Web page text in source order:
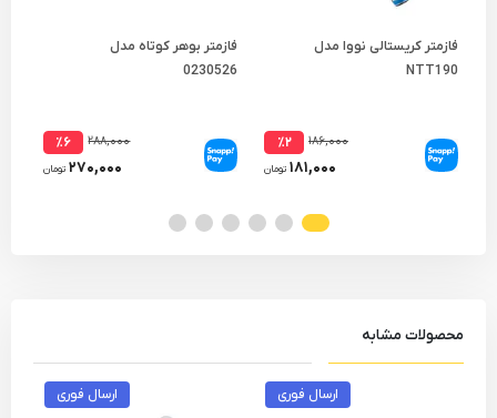
فازمتر کریستالی نووا مدل
NTT190
۱۸۶,۰۰۰ ٪۲
۱۸۱,۰۰۰ تومان
فازمتر بوهر کوتاه مدل
0230526
۲۸۸,۰۰۰ ٪۶
۲۷۰,۰۰۰ تومان
محصولات مشابه
ارسال فوری ارسال فوری